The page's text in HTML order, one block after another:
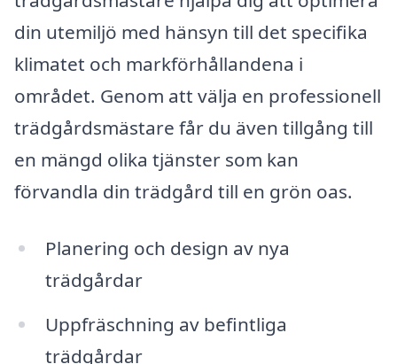
din utemiljö med hänsyn till det specifika
klimatet och markförhållandena i
området. Genom att välja en professionell
trädgårdsmästare får du även tillgång till
en mängd olika tjänster som kan
förvandla din trädgård till en grön oas.
Planering och design av nya
trädgårdar
Uppfräschning av befintliga
trädgårdar